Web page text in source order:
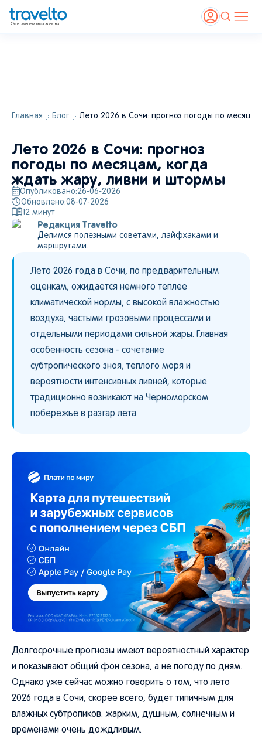
Главная Блог Лето 2026 в Сочи: прогноз погоды по
Лето 2026 в Сочи: прогноз
погоды по месяцам, когда
ждать жару, ливни и штормы
Опубликовано:26-06-2026
Обновлено:08-07-2026
12 минут
Редакция Travelto
Делимся полезными советами, лайфхаками и
маршрутами.
Лето 2026 года в Сочи, по предварительным
оценкам, ожидается немного теплее
климатической нормы, с высокой влажностью
воздуха, частыми грозовыми процессами и
отдельными периодами сильной жары. Главная
особенность сезона - сочетание
субтропического зноя, теплого моря и
вероятности интенсивных ливней, которые
традиционно возникают на Черноморском
побережье в разгар лета.
Долгосрочные прогнозы имеют вероятностный характер
и показывают общий фон сезона, а не погоду по дням.
Однако уже сейчас можно говорить о том, что лето
2026 года в Сочи, скорее всего, будет типичным для
влажных субтропиков: жарким, душным, солнечным и
временами очень дождливым.